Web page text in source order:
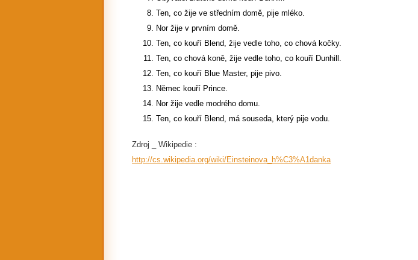
Ten, co žije ve středním domě, pije mléko.
Nor žije v prvním domě.
Ten, co kouří Blend, žije vedle toho, co chová kočky.
Ten, co chová koně, žije vedle toho, co kouří Dunhill.
Ten, co kouří Blue Master, pije pivo.
Němec kouří Prince.
Nor žije vedle modrého domu.
Ten, co kouří Blend, má souseda, který pije vodu.
Zdroj _ Wikipedie :
http://cs.wikipedia.org/wiki/Einsteinova_h%C3%A1danka